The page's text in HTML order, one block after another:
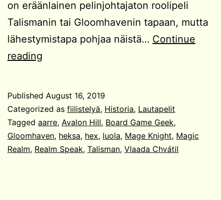
on eräänlainen pelinjohtajaton roolipeli
Talismanin tai Gloomhavenin tapaan, mutta
lähestymistapa pohjaa näistä… Continue
reading
Published August 16, 2019
Categorized as fiilistelyä, Historia, Lautapelit
Tagged aarre, Avalon Hill, Board Game Geek,
Gloomhaven, heksa, hex, luola, Mage Knight, Magic
Realm, Realm Speak, Talisman, Vlaada Chvátil